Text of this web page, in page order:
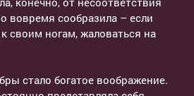
вовремя сообразила – если
своим ногам, жаловаться на
стало богатое воображение.